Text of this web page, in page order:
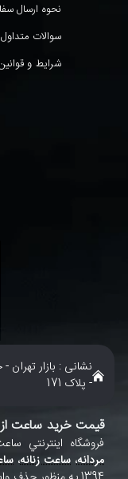
نحوه ارسال
سوالات متداول
شرایط و
- پلاک 171
قیمت خرید ساعت
فروشگاه اينترنتي
مردانه، ساعت زنانه،